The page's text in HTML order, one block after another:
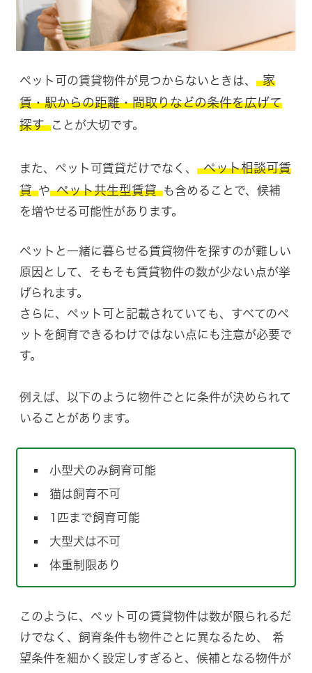
ペット可の賃貸物件が見つからないときは、 家
賃・駅からの距離・間取りなどの条件を広げて
探す
ことが大切です。
また、ペット可賃貸だけでなく、 ペット相談可賃
貸 や ペット共生型賃貸
も含めることで、候補
を増やせる可能性があります。
ペットと一緒に暮らせる賃貸物件を探すのが難しい
原因として、そもそも賃貸物件の数が少ない点が挙
げられます。
さらに、ペット可と記載されていても、すべてのペ
ットを飼育できるわけではない点にも注意が必要で
す。
例えば、以下のように物件ごとに条件が決められて
いることがあります。
小型犬のみ飼育可能
猫は飼育不可
1匹まで飼育可能
大型犬は不可
体重制限あり
このように、ペット可の賃貸物件は数が限られるだ
けでなく、飼育条件も物件ごとに異なるため、 希
望条件を細かく設定しすぎると、候補となる物件が